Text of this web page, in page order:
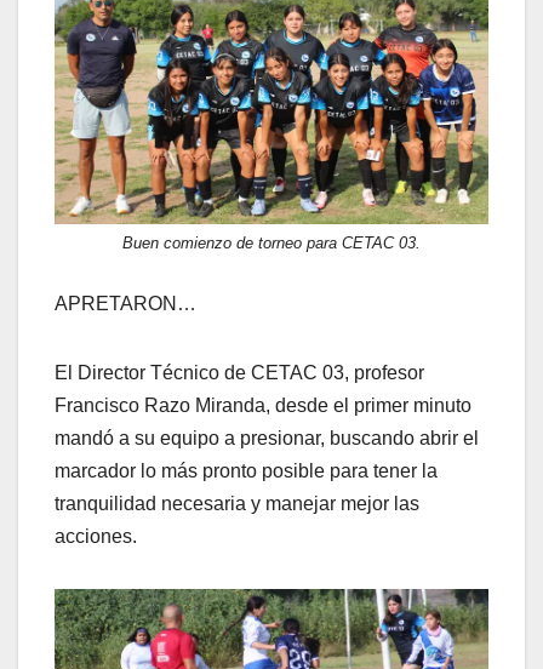
Buen comienzo de torneo para CETAC 03.
APRETARON…
El Director Técnico de CETAC 03, profesor
Francisco Razo Miranda, desde el primer minuto
mandó a su equipo a presionar, buscando abrir el
marcador lo más pronto posible para tener la
tranquilidad necesaria y manejar mejor las
acciones.